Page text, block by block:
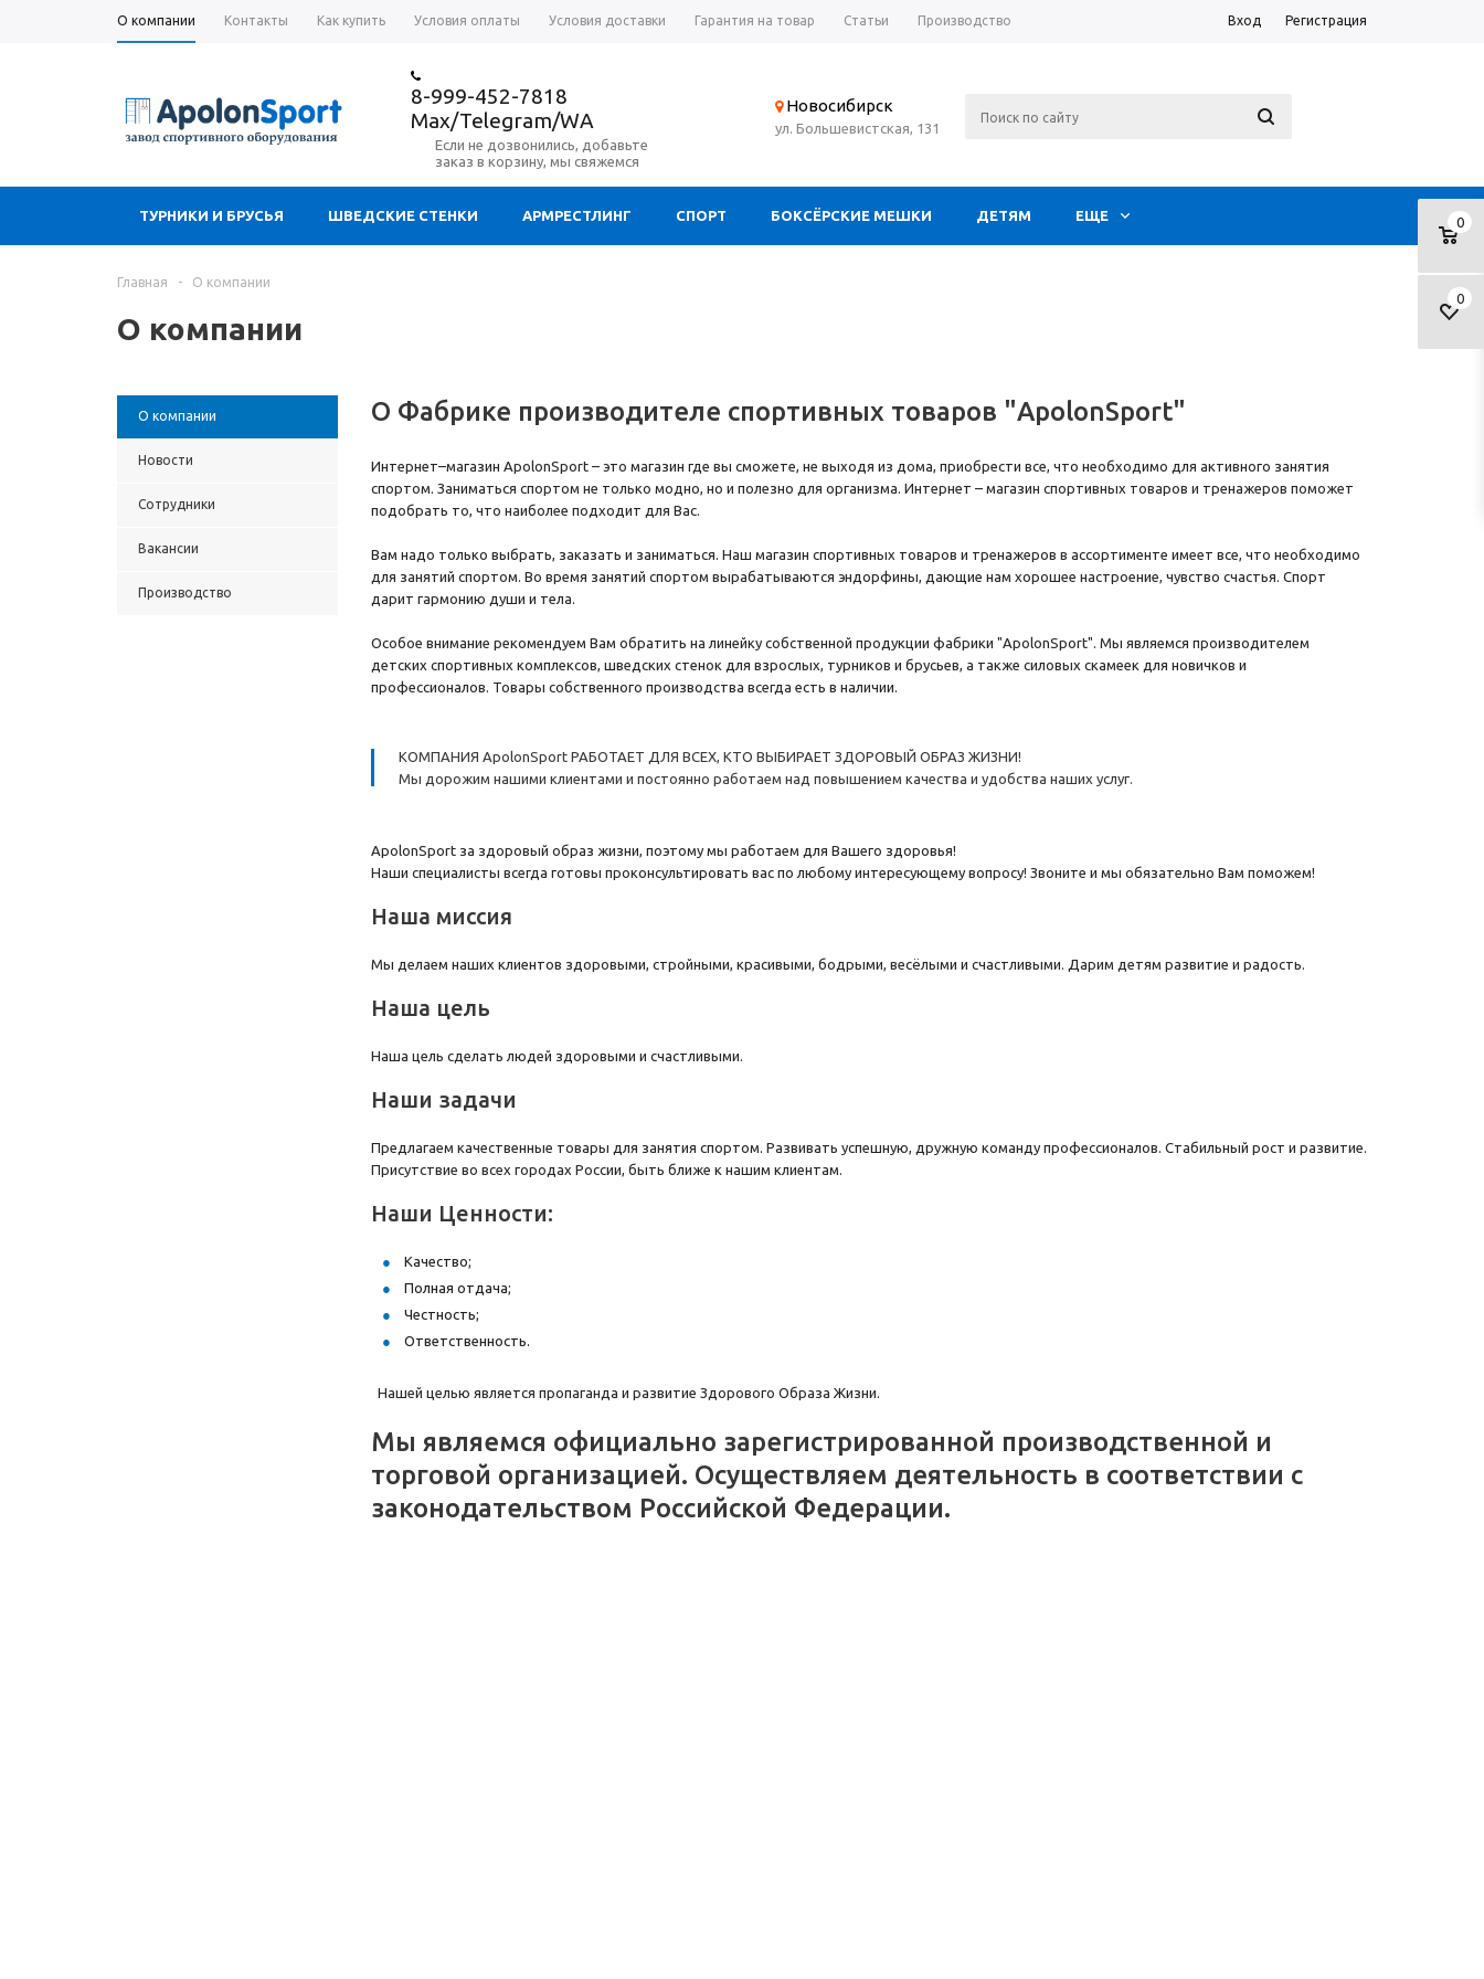
О компании Контакты Как купить Условия оплаты Условия доставки Гарантия на товар Статьи Производство Вход Регистрация
8-999-452-7818
Max/Telegram/WA
Если не дозвонились, добавьте
заказ в корзину, мы свяжемся
Новосибирск
ул. Большевистская, 131
0
0
ТУРНИКИ И БРУСЬЯ ШВЕДСКИЕ СТЕНКИ АРМРЕСТЛИНГ СПОРТ БОКСЁРСКИЕ МЕШКИ ДЕТЯМ ЕЩЕ
Главная - О компании
О компании
О компании
Новости
Сотрудники
Вакансии
Производство
О Фабрике производителе спортивных товаров "ApolonSport"
Интернет–магазин ApolonSport – это магазин где вы сможете, не выходя из дома, приобрести все, что необходимо для активного занятия
спортом. Заниматься спортом не только модно, но и полезно для организма. Интернет – магазин спортивных товаров и тренажеров поможет
подобрать то, что наиболее подходит для Вас.
Вам надо только выбрать, заказать и заниматься. Наш магазин спортивных товаров и тренажеров в ассортименте имеет все, что необходимо
для занятий спортом. Во время занятий спортом вырабатываются эндорфины, дающие нам хорошее настроение, чувство счастья. Спорт
дарит гармонию души и тела.
Особое внимание рекомендуем Вам обратить на линейку собственной продукции фабрики "ApolonSport". Мы являемся производителем
детских спортивных комплексов, шведских стенок для взрослых, турников и брусьев, а также силовых скамеек для новичков и
профессионалов. Товары собственного производства всегда есть в наличии.
КОМПАНИЯ ApolonSport РАБОТАЕТ ДЛЯ ВСЕХ, КТО ВЫБИРАЕТ ЗДОРОВЫЙ ОБРАЗ ЖИЗНИ!
Мы дорожим нашими клиентами и постоянно работаем над повышением качества и удобства наших услуг.
ApolonSport за здоровый образ жизни, поэтому мы работаем для Вашего здоровья!
Наши специалисты всегда готовы проконсультировать вас по любому интересующему вопросу! Звоните и мы обязательно Вам поможем!
Наша миссия
Мы делаем наших клиентов здоровыми, стройными, красивыми, бодрыми, весёлыми и счастливыми. Дарим детям развитие и радость.
Наша цель
Наша цель сделать людей здоровыми и счастливыми.
Наши задачи
Предлагаем качественные товары для занятия спортом. Развивать успешную, дружную команду профессионалов. Стабильный рост и развитие.
Присутствие во всех городах России, быть ближе к нашим клиентам.
Наши Ценности:
Качество;
Полная отдача;
Честность;
Ответственность.
Нашей целью является пропаганда и развитие Здорового Образа Жизни.
Мы являемся официально зарегистрированной производственной и
торговой организацией. Осуществляем деятельность в соответствии с
законодательством Российской Федерации.